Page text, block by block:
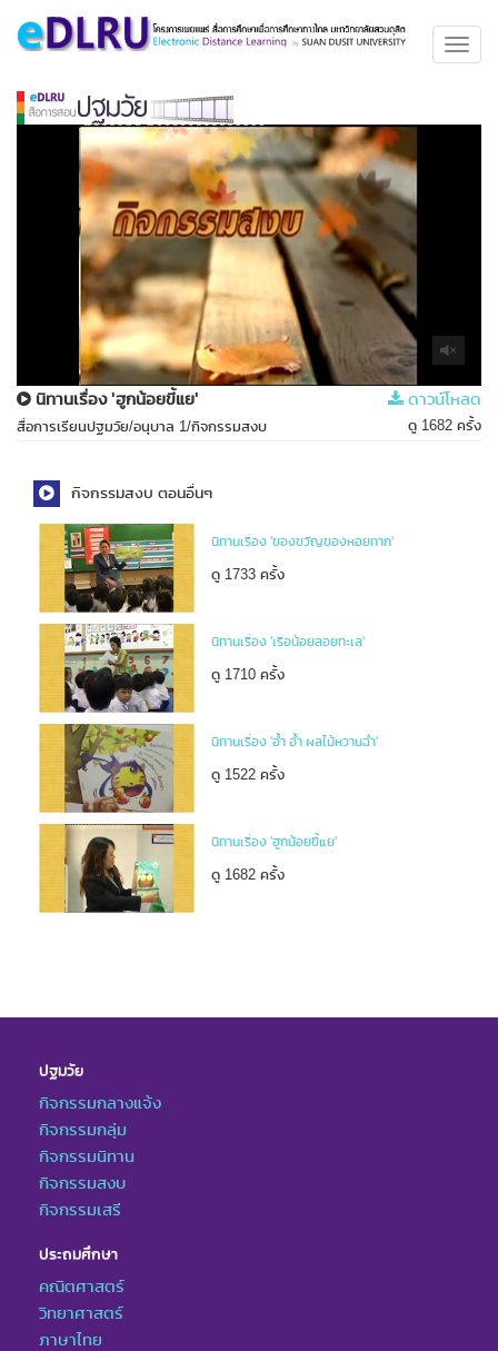
นิทานเรื่อง 'ฮูกน้อยขี้แย' ดาวน์โหลด
สื่อการเรียนปฐมวัย/อนุบาล 1/กิจกรรมสงบ ดู 1682 ครั้ง
กิจกรรมสงบ ตอนอื่นๆ
นิทานเรื่อง 'ของขวัญของหอยทาก'
ดู 1733 ครั้ง
นิทานเรื่อง 'เรือน้อยลอยทะเล'
ดู 1710 ครั้ง
นิทานเรื่อง 'อ้ำ อ้ำ ผลไม้หวานฉ่ำ'
ดู 1522 ครั้ง
นิทานเรื่อง 'ฮูกน้อยขี้แย'
ดู 1682 ครั้ง
ปฐมวัย
กิจกรรมกลางแจ้ง
กิจกรรมกลุ่ม
กิจกรรมนิทาน
กิจกรรมสงบ
กิจกรรมเสรี
ประถมศึกษา
คณิตศาสตร์
วิทยาศาสตร์
ภาษาไทย